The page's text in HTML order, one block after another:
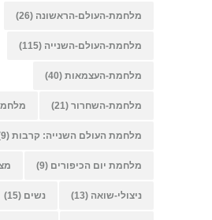
מלחמת-העולם-הראשונה (26)
מלחמת-העולם-השנייה (115)
מלחמת-העצמאות (40)
מלחמת-השחרור (21)
מלחמת העולם השנייה: קרבות (9)
מלחמת יום הכיפורים (9)
ניצולי-שואה (13) נשים (15)